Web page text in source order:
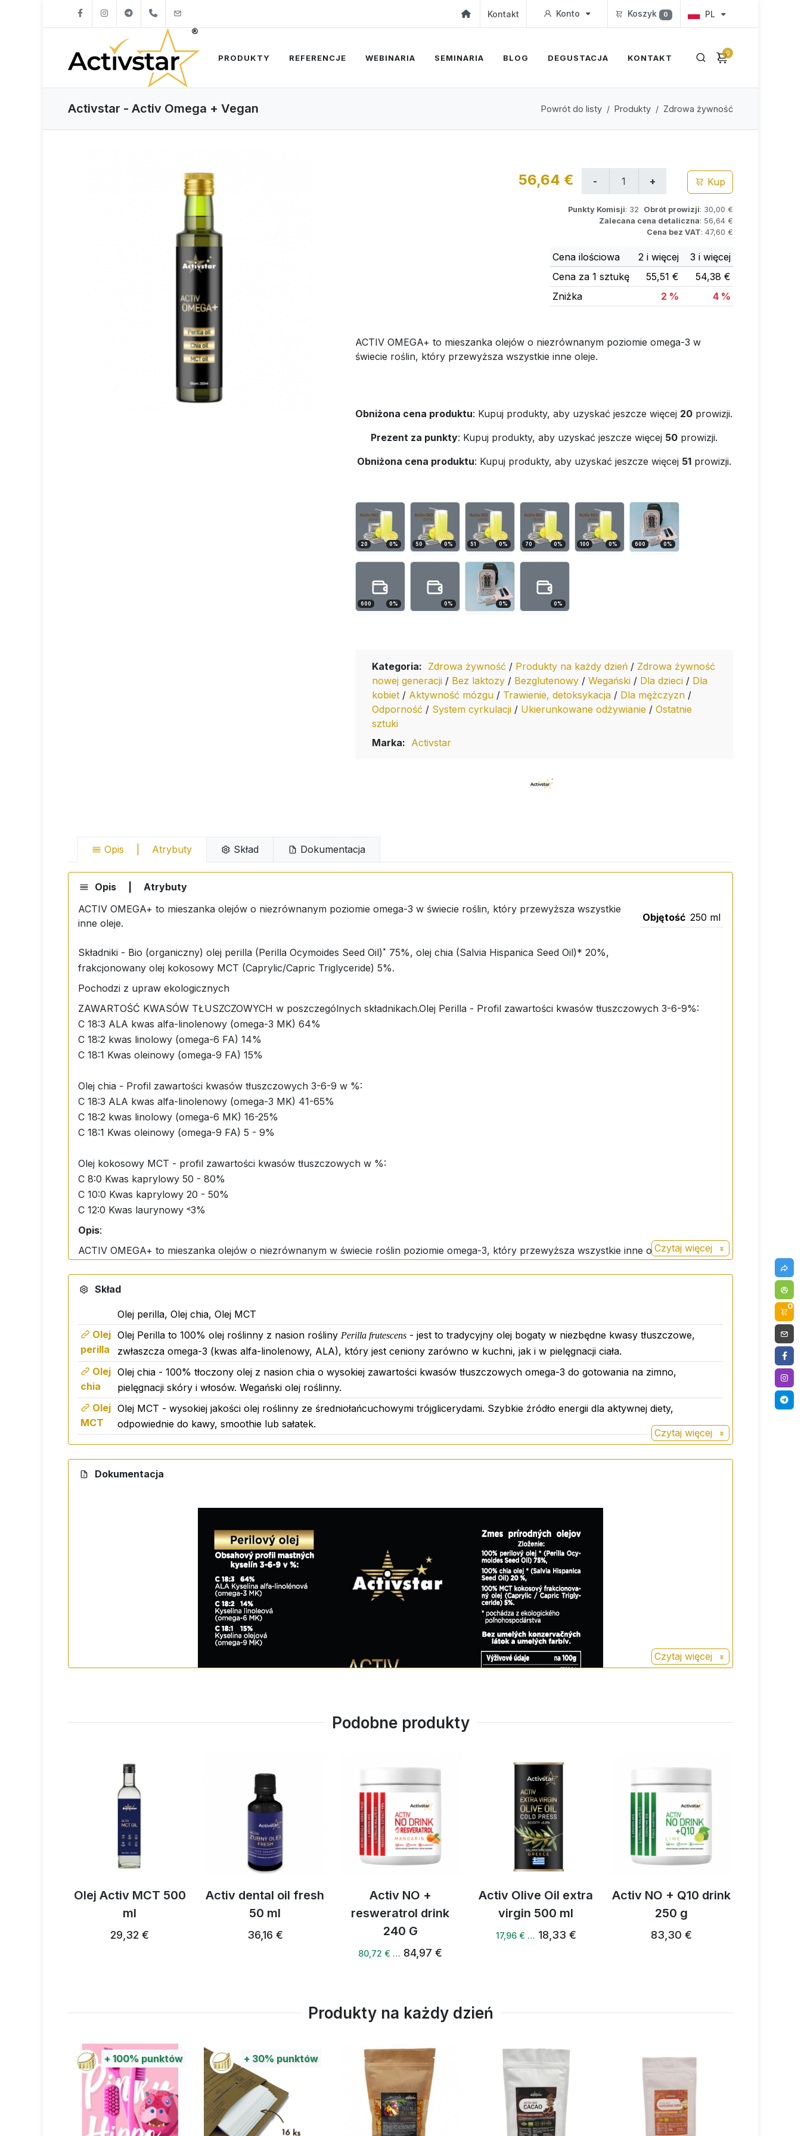
+421904262747 Kontakt Konto Koszyk 0 PL
0
PRODUKTY REFERENCJE WEBINARIA SEMINARIA BLOG DEGUSTACJA KONTAKT
Activstar - Activ Omega + Vegan Powrót do listy Produkty Zdrowa żywność
56,64 € Kup
Punkty Komisji: 32 Obrót prowizji: 30,00 €
Zalecana cena detaliczna: 56,64 €
Cena bez VAT: 47,60 €
Cena ilościowa 2 i więcej
3 i więcej
Cena za 1 sztukę
55,51 €
54,38 €
Zniżka
2 % 4 %
ACTIV OMEGA+ to mieszanka olejów o niezrównanym poziomie omega-3 w
świecie roślin, który przewyższa wszystkie inne oleje.
Obniżona cena produktu: Kupuj produkty, aby uzyskać jeszcze więcej 20 prowizji.
Prezent za punkty: Kupuj produkty, aby uzyskać jeszcze więcej 50prowizji.
Obniżona cena produktu: Kupuj produkty, aby uzyskać jeszcze więcej 51prowizji.
20 0% 50 0% 51 0% 70 0% 100 0% 600 0%
600 0% 0% 0% 0%
Kategoria: Zdrowa żywność / Produkty na każdy dzień / Zdrowa żywność
nowej generacji / Bez laktozy / Bezglutenowy / Wegański / Dla dzieci / Dla
kobiet / Aktywność mózgu / Trawienie, detoksykacja / Dla mężczyzn /
Odporność / System cyrkulacji / Ukierunkowane odżywianie / Ostatnie
sztuki
Marka: Activstar
Opis Atrybuty Skład Dokumentacja
Opis Atrybuty
Objętość 250 ml
ACTIV OMEGA+ to mieszanka olejów o niezrównanym poziomie omega-3 w świecie roślin, który przewyższa wszystkie
inne oleje.
Składniki - Bio (organiczny) olej perilla (Perilla Ocymoides Seed Oil)˟ 75%, olej chia (Salvia Hispanica Seed Oil)* 20%,
frakcjonowany olej kokosowy MCT (Caprylic/Capric Triglyceride) 5%.
Pochodzi z upraw ekologicznych
ZAWARTOŚĆ KWASÓW TŁUSZCZOWYCH w poszczególnych składnikach.Olej Perilla - Profil zawartości kwasów tłuszczowych 3-6-9%:
C 18:3 ALA kwas alfa-linolenowy (omega-3 MK) 64%
C 18:2 kwas linolowy (omega-6 FA) 14%
C 18:1 Kwas oleinowy (omega-9 FA) 15%
Olej chia - Profil zawartości kwasów tłuszczowych 3-6-9 w %:
C 18:3 ALA kwas alfa-linolenowy (omega-3 MK) 41-65%
C 18:2 kwas linolowy (omega-6 MK) 16-25%
C 18:1 Kwas oleinowy (omega-9 FA) 5 - 9%
Olej kokosowy MCT - profil zawartości kwasów tłuszczowych w %:
C 8:0 Kwas kaprylowy 50 - 80%
C 10:0 Kwas kaprylowy 20 - 50%
C 12:0 Kwas laurynowy ˂3%
Opis:
ACTIV OMEGA+ to mieszanka olejów o niezrównanym w świecie roślin poziomie omega-3, który przewyższa wszystkie inne oleje. Olej
Zawiera również dużą ilość kwasów tłuszczowych omega-9 (od 14% do 23%). Oprócz doskonałej równowagi kwasów tłuszczowych omega-
3, -6 i -9, mieszanka olejów OMEGA+ jest łatwo przyswajalna przez organizm w każdym wieku, a także pomaga zoptymalizować konwersję
ALA do EPA, a następnie DHA nawet po 60 roku życia.
Zalecane dzienne spożycie
kwasów omega-3 ALA wynosi 2 gramy, co stanowi minimalną ilość potrzebną do prawidłowego zasilania mózgu,
regulacji poziomu cholesterolu, stymulowania aktywności intelektualnej i wspomagania wzrostu u dzieci.
Czytaj więcej
Skład
Olej perilla, Olej chia, Olej MCT
Olej
perilla
Olej Perilla to 100% olej roślinny z nasion rośliny Perilla frutescens - jest to tradycyjny olej bogaty w niezbędne kwasy tłuszczowe,
zwłaszcza omega-3 (kwas alfa-linolenowy, ALA), który jest ceniony zarówno w kuchni, jak i w pielęgnacji ciała.
Olej
chia
Olej chia - 100% tłoczony olej z nasion chia o wysokiej zawartości kwasów tłuszczowych omega-3 do gotowania na zimno,
pielęgnacji skóry i włosów. Wegański olej roślinny.
Olej
MCT
Olej MCT - wysokiej jakości olej roślinny ze średniołańcuchowymi trójglicerydami. Szybkie źródło energii dla aktywnej diety,
odpowiednie do kawy, smoothie lub sałatek.
Czytaj więcej
Dokumentacja
Czytaj więcej
Podobne produkty
Activ dental oil fresh
50 ml
36,16 €
Activ NO +
resweratrol drink
240 G
Activ Olive Oil extra
virgin 500 ml
17,96 € …18,33 €
Activ NO + Q10 drink
250 g
83,30 €
Activ NO drink 250 g
80,72 € …84,97 €
Produkty na każdy dzień
+30%punktów
0